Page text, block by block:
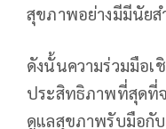
สุขภาพอย่างมีมีนัย
ดังนั้นความร่วมมือเ
ประสิทธิภาพที่สุดที่
ดูแลสุขภาพรับมือกั